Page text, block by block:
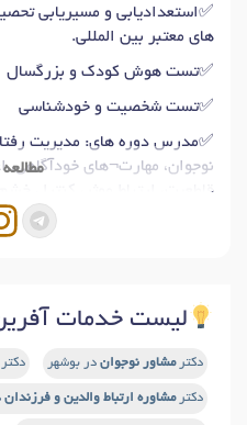
✅️استعدادیابی و مسیریابی
های معتبر بین المللی.
✅️تست هوش کودک و بزرگسال
✅️تست شخصیت و خودشناسی
✅️مدرس دوره های: مدیریت
نوجوان، مهارت¬های
قاطعیت، ارتباط موثر، کنترل
منفی، مدیریت استفاده از فضای
رفتارهای پرخطر دوران
لیست خدمات
دکترمشاور نوجوان در بوشهر
دکترمشاوره ارتباط والدین و فرزندان